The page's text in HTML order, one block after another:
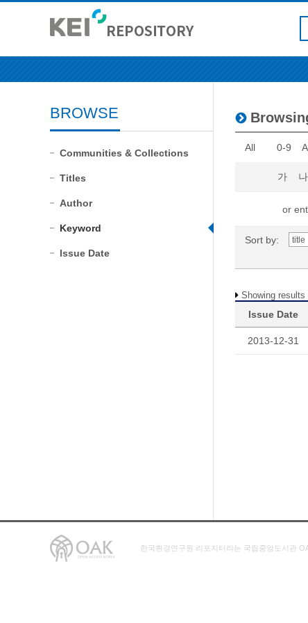
BROWSE
Communities & Collections
Titles
Author
Keyword
Issue Date
All 0-9 A
가 나
or
Sort by:
Showing
Issue Date
2013-12-31
한국환경연구원 리포지터리는 국립중앙도서관